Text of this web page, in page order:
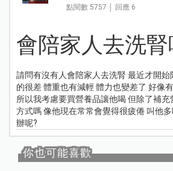
點閱數 5757 │ 回應 6
會陪家人去洗腎
請問有沒有人會陪家人去洗腎 最近才開
的很差 體重也有減輕 體力也變差了 好像
所以我考慮要買營養品讓他喝 但除了補
方式嗎 像他現在常常會覺得很疲倦 叫他
辦呢?
你也可能喜歡